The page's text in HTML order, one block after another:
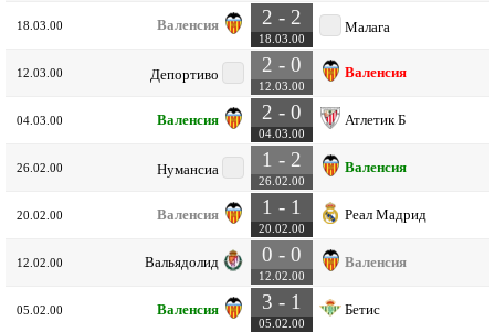
18.03.00 Валенсия 2 - 2
18.03.00
Малага
12.03.00 Депортиво 2 - 0
12.03.00
Валенсия
04.03.00 Валенсия 2 - 0
04.03.00
Атлетик Б
26.02.00 Нумансиа 1 - 2
26.02.00
Валенсия
20.02.00 Валенсия 1 - 1
20.02.00
Реал Мадрид
12.02.00 Вальядолид 0 - 0
12.02.00
Валенсия
05.02.00 Валенсия 3 - 1
05.02.00
Бетис